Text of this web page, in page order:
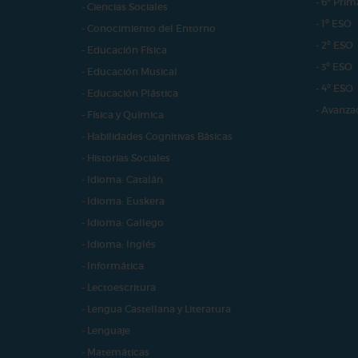
- Ciencias Sociales
- Conocimiento del Entorno
- Educación Física
- Educación Musical
- Educación Plástica
- Física y Química
- Habilidades Cognitivas Básicas
- Historias Sociales
- Idioma: Catalán
- Idioma: Euskera
- Idioma: Gallego
- Idioma: Inglés
- Informática
- Lectoescritura
- Lengua Castellana y Literatura
- Lenguaje
- Matemáticas
- 1º ESO
- 2º ESO
- 3º ESO
- 4º ESO
-